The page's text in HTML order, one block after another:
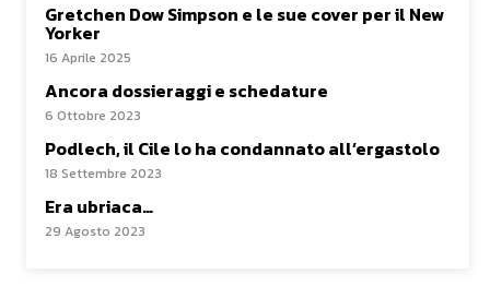
Gretchen Dow Simpson e le sue cover per il New
Yorker
16 Aprile 2025
Ancora dossieraggi e schedature
6 Ottobre 2023
Podlech, il Cile lo ha condannato all’ergastolo
18 Settembre 2023
Era ubriaca…
29 Agosto 2023